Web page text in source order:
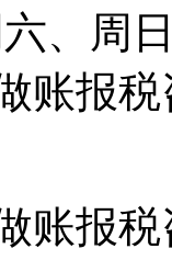
、周
账报税
账报税